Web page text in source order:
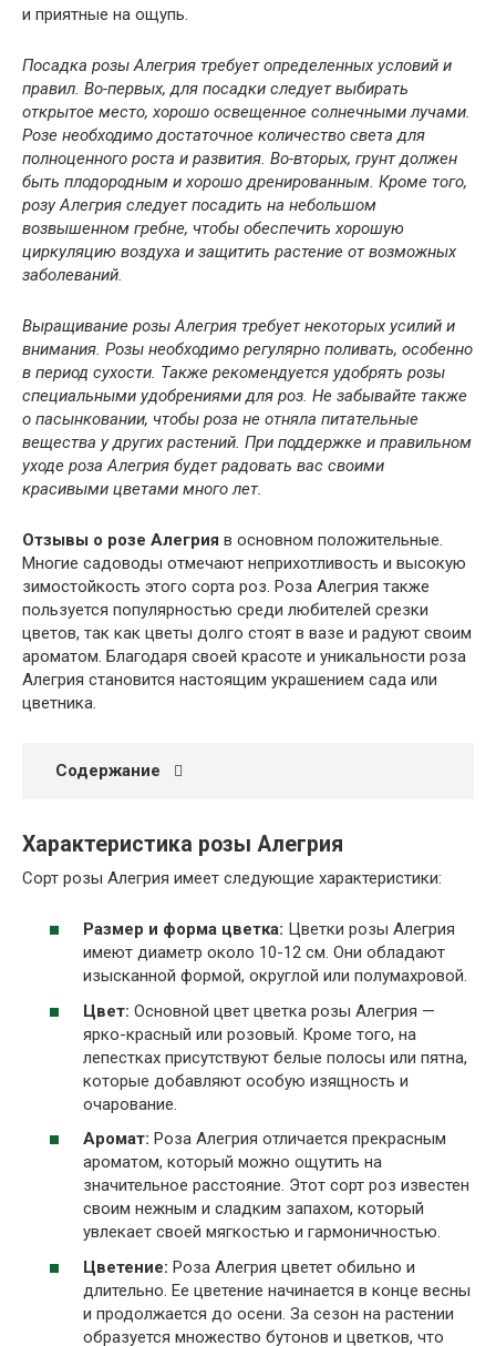
и приятные на ощупь.
Посадка розы Алегрия требует определенных условий и
правил. Во-первых, для посадки следует выбирать
открытое место, хорошо освещенное солнечными лучами.
Розе необходимо достаточное количество света для
полноценного роста и развития. Во-вторых, грунт должен
быть плодородным и хорошо дренированным. Кроме того,
розу Алегрия следует посадить на небольшом
возвышенном гребне, чтобы обеспечить хорошую
циркуляцию воздуха и защитить растение от возможных
заболеваний.
Выращивание розы Алегрия требует некоторых усилий и
внимания. Розы необходимо регулярно поливать, особенно
в период сухости. Также рекомендуется удобрять розы
специальными удобрениями для роз. Не забывайте также
о пасынковании, чтобы роза не отняла питательные
вещества у других растений. При поддержке и правильном
уходе роза Алегрия будет радовать вас своими
красивыми цветами много лет.
Отзывы о розе Алегрия в основном положительные.
Многие садоводы отмечают неприхотливость и высокую
зимостойкость этого сорта роз. Роза Алегрия также
пользуется популярностью среди любителей срезки
цветов, так как цветы долго стоят в вазе и радуют своим
ароматом. Благодаря своей красоте и уникальности роза
Алегрия становится настоящим украшением сада или
цветника.
Содержание
Характеристика розы Алегрия
Сорт розы Алегрия имеет следующие характеристики:
Размер и форма цветка: Цветки розы Алегрия
имеют диаметр около 10-12 см. Они обладают
изысканной формой, округлой или полумахровой.
Цвет: Основной цвет цветка розы Алегрия —
ярко-красный или розовый. Кроме того, на
лепестках присутствуют белые полосы или пятна,
которые добавляют особую изящность и
очарование.
Аромат: Роза Алегрия отличается прекрасным
ароматом, который можно ощутить на
значительное расстояние. Этот сорт роз известен
своим нежным и сладким запахом, который
увлекает своей мягкостью и гармоничностью.
Цветение: Роза Алегрия цветет обильно и
длительно. Ее цветение начинается в конце весны
и продолжается до осени. За сезон на растении
образуется множество бутонов и цветков, что